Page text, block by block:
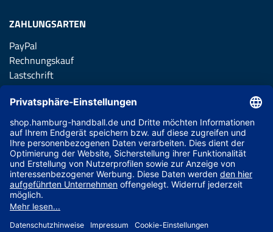
ZAHLUNGSARTEN
PayPal
Rechnungskauf
Lastschrift
Kreditkarte
Apple Pay
Vorkasse
ABONNIERE JETZT DEN KOSTENLOSEN HSVH FANSHOP
NEWSLETTER UND VERPASSE KEINE NEUIGKEIT ODER
AKTION MEHR.
JETZT ANMELDEN